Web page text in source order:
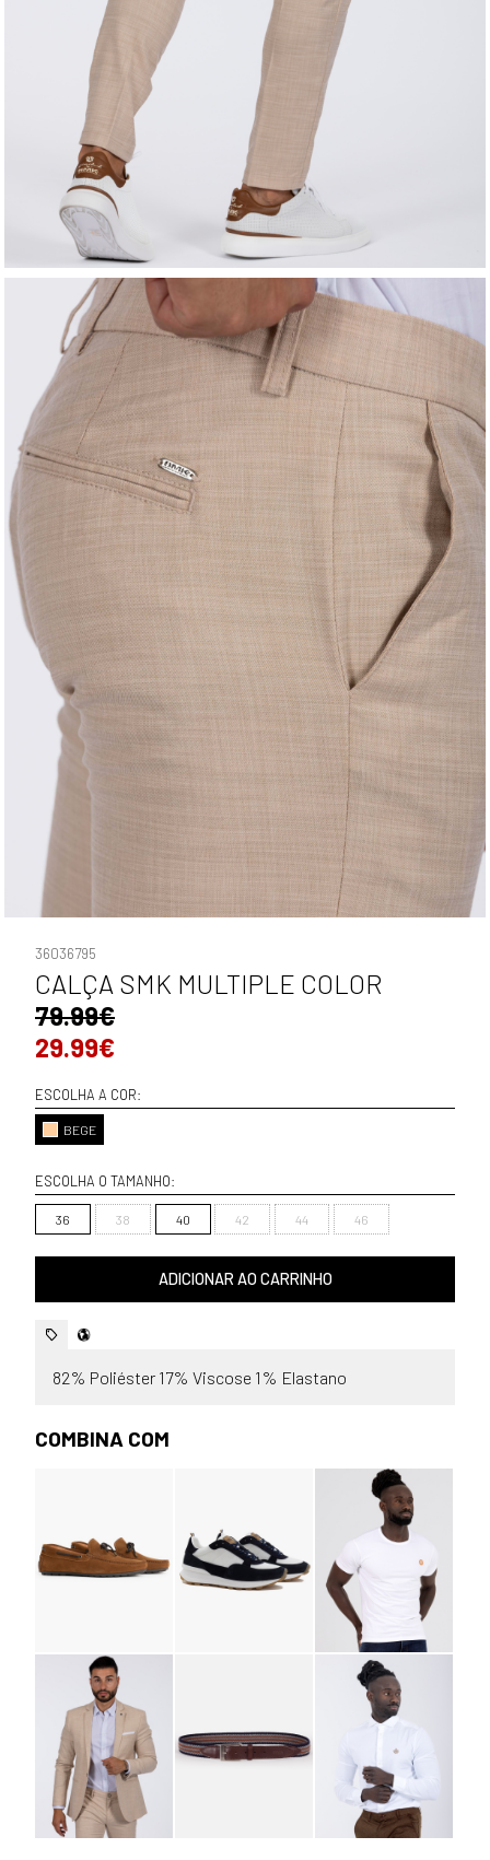
36036795
CALÇA SMK MULTIPLE COLOR
79.99€
29.99€
ESCOLHA A COR:
BEGE
ESCOLHA O TAMANHO:
36 38 40 42 44 46
ADICIONAR AO CARRINHO
82% Poliéster 17% Viscose 1% Elastano
COMBINA COM